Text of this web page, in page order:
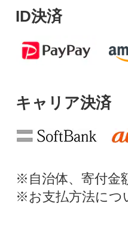
ID決済
キャリア決済
※自治体、寄付金
※お支払方法につ